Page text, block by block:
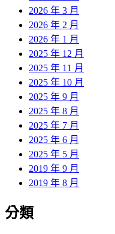
2026 年 3 月
2026 年 2 月
2026 年 1 月
2025 年 12 月
2025 年 11 月
2025 年 10 月
2025 年 9 月
2025 年 8 月
2025 年 7 月
2025 年 6 月
2025 年 5 月
2019 年 9 月
2019 年 8 月
分類